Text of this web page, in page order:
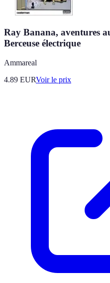
Ray Banana, aventures
Berceuse électrique
Ammareal
4.89 EURVoir le prix